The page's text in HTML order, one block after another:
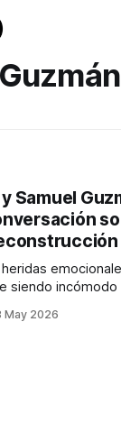
Samuel
siendo incómodo
sus propias
May 2026